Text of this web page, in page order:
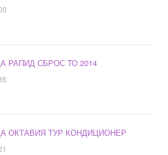
РАПИД СБРОС ТО 2014
ОКТАВИЯ ТУР КОНДИЦИОНЕР